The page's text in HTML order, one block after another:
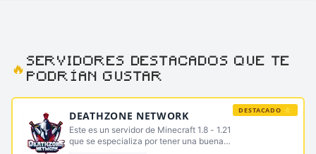
🔥
SERVIDORES DESTACADOS QUE TE
PODRÍAN GUSTAR
DESTACADO ⭐
DEATHZONE NETWORK
Este es un servidor de Minecraft 1.8 - 1.21
que se especializa por tener una buena